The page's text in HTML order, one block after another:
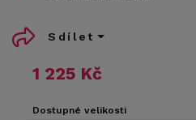
1 225 Kč
Dostupné velikosti
Sdílet